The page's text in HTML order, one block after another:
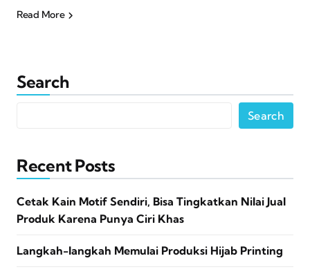
Read More
Search
Search
Recent Posts
Cetak Kain Motif Sendiri, Bisa Tingkatkan Nilai Jual
Produk Karena Punya Ciri Khas
Langkah-langkah Memulai Produksi Hijab Printing